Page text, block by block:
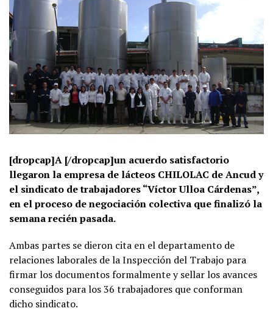
[dropcap]A [/dropcap]un acuerdo satisfactorio
llegaron la empresa de lácteos CHILOLAC de Ancud y
el sindicato de trabajadores “Víctor Ulloa Cárdenas”,
en el proceso de negociación colectiva que finalizó la
semana recién pasada.
Ambas partes se dieron cita en el departamento de
relaciones laborales de la Inspección del Trabajo para
firmar los documentos formalmente y sellar los avances
conseguidos para los 36 trabajadores que conforman
dicho sindicato.